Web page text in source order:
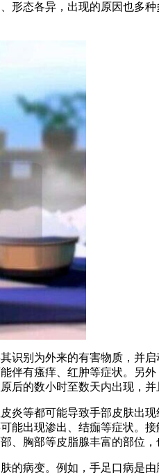
态各异，出现的原因也多
别为外来的有害物质，并
有瘙痒、红肿等症状。另
的数小时至数天内出现，并
等都可能导致手部皮肤出
出现渗出、结痂等症状。
胸部等皮脂腺丰富的部位
病变。例如，手足口病是